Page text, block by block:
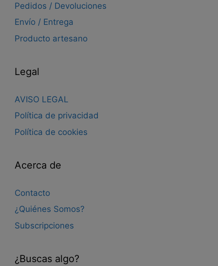
Pedidos / Devoluciones
Envío / Entrega
Producto artesano
Legal
AVISO LEGAL
Política de privacidad
Política de cookies
Acerca de
Contacto
¿Quiénes Somos?
Subscripciones
¿Buscas algo?